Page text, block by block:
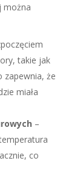
można
takie jak
zapewnia, że
miała
–
co